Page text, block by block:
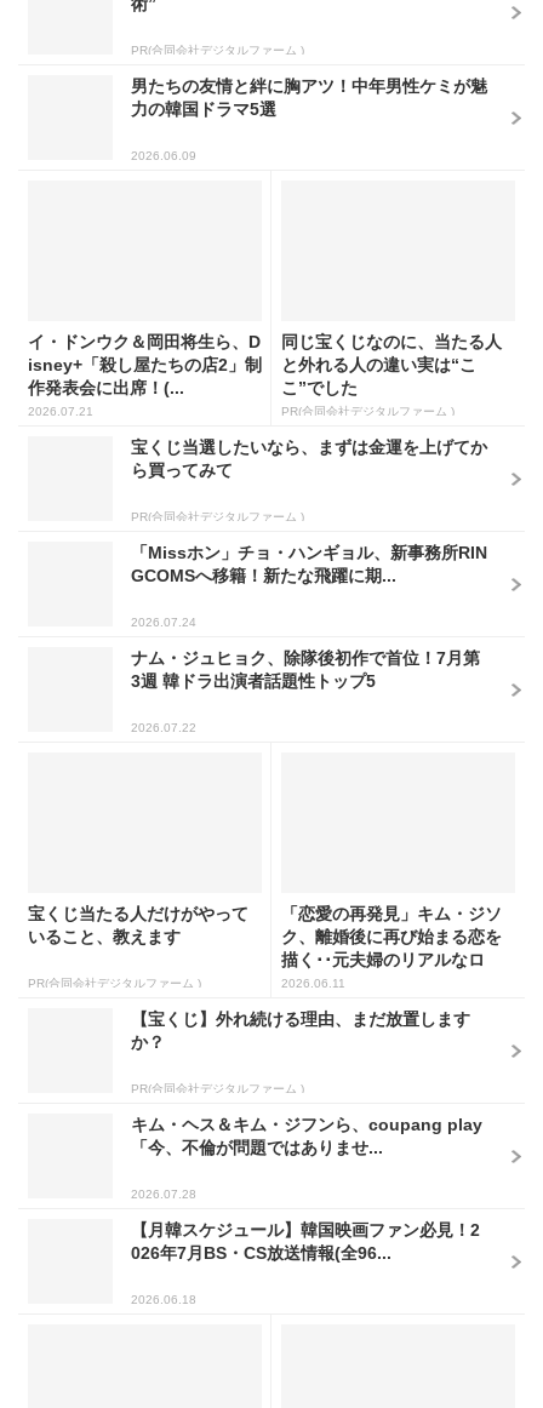
術”
PR(合同会社デジタルファーム )
男たちの友情と絆に胸アツ！中年男性ケミが魅
力の韓国ドラマ5選
2026.06.09
イ・ドンウク＆岡田将生ら、D
isney+「殺し屋たちの店2」制
作発表会に出席！(...
2026.07.21
同じ宝くじなのに、当たる人
と外れる人の違い実は“こ
こ”でした
PR(合同会社デジタルファーム )
宝くじ当選したいなら、まずは金運を上げてか
ら買ってみて
PR(合同会社デジタルファーム )
「Missホン」チョ・ハンギョル、新事務所RIN
GCOMSへ移籍！新たな飛躍に期...
2026.07.24
ナム・ジュヒョク、除隊後初作で首位！7月第
3週 韓ドラ出演者話題性トップ5
2026.07.22
宝くじ当たる人だけがやって
いること、教えます
PR(合同会社デジタルファーム )
「恋愛の再発見」キム・ジソ
ク、離婚後に再び始まる恋を
描く･･元夫婦のリアルなロ
マ...
2026.06.11
【宝くじ】外れ続ける理由、まだ放置します
か？
PR(合同会社デジタルファーム )
キム・ヘス＆キム・ジフンら、coupang play
「今、不倫が問題ではありませ...
2026.07.28
【月韓スケジュール】韓国映画ファン必見！2
026年7月BS・CS放送情報(全96...
2026.06.18